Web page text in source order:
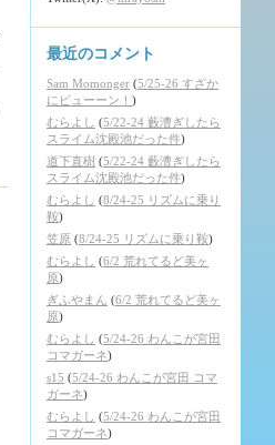
最近のコメント
Sam Momonger (5/25-26 すざか
にビューーン！ )
むらよし (5/22-24 藪漕ぎしたら
スライム沈殿池だった件)
道下直樹 (5/22-24 藪漕ぎしたら
スライム沈殿池だった件)
むらよし (8/24-25 リズムに乗り
鞍)
笠原 (8/24-25 リズムに乗り鞍)
むらよし (6/2 荒れてるど美ヶ
原)
ぎふやまん (6/2 荒れてるど美ヶ
原)
むらよし (5/24-26 わんこが宮田
コマガーネ)
s15 (5/24-26 わんこが宮田 コマ
ガーネ)
むらよし (5/24-26 わんこが宮田
コマガーネ)